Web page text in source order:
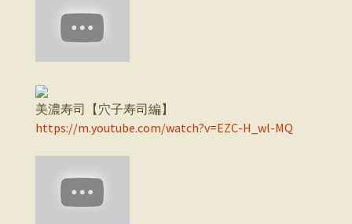
美濃寿司【穴子寿司編】
https://m.youtube.com/watch?v=EZC-H_wl-MQ